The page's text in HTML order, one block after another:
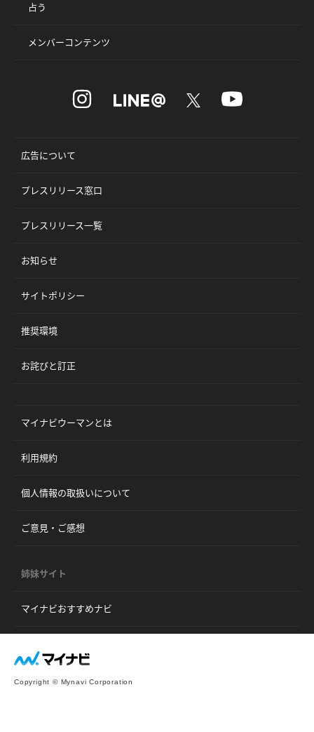
占う
メンバーコンテンツ
広告について
プレスリリース窓口
プレスリリース一覧
お知らせ
サイトポリシー
推奨環境
お詫びと訂正
マイナビウーマンとは
利用規約
個人情報の取扱いについて
ご意見・ご感想
姉妹サイト
マイナビおすすめナビ
Copyright © Mynavi Corporation